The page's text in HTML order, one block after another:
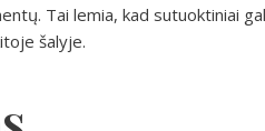
Tai lemia, kad sutuoktiniai
šalyje.